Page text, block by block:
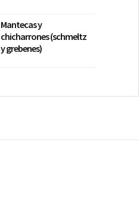
Mantecas y
chicharrones (schmeltz
y grebenes)